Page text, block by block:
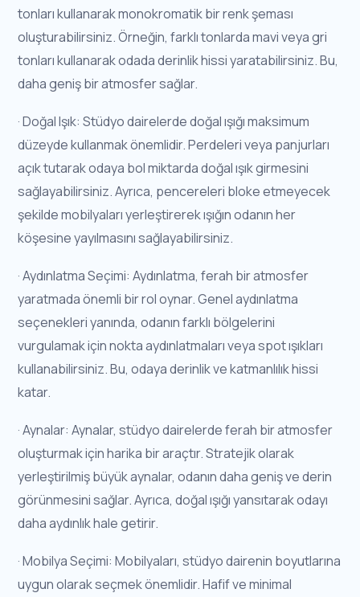
tonları kullanarak monokromatik bir renk şeması
oluşturabilirsiniz. Örneğin, farklı tonlarda mavi veya gri
tonları kullanarak odada derinlik hissi yaratabilirsiniz. Bu,
daha geniş bir atmosfer sağlar.
· Doğal Işık: Stüdyo dairelerde doğal ışığı maksimum
düzeyde kullanmak önemlidir. Perdeleri veya panjurları
açık tutarak odaya bol miktarda doğal ışık girmesini
sağlayabilirsiniz. Ayrıca, pencereleri bloke etmeyecek
şekilde mobilyaları yerleştirerek ışığın odanın her
köşesine yayılmasını sağlayabilirsiniz.
· Aydınlatma Seçimi: Aydınlatma, ferah bir atmosfer
yaratmada önemli bir rol oynar. Genel aydınlatma
seçenekleri yanında, odanın farklı bölgelerini
vurgulamak için nokta aydınlatmaları veya spot ışıkları
kullanabilirsiniz. Bu, odaya derinlik ve katmanlılık hissi
katar.
· Aynalar: Aynalar, stüdyo dairelerde ferah bir atmosfer
oluşturmak için harika bir araçtır. Stratejik olarak
yerleştirilmiş büyük aynalar, odanın daha geniş ve derin
görünmesini sağlar. Ayrıca, doğal ışığı yansıtarak odayı
daha aydınlık hale getirir.
· Mobilya Seçimi: Mobilyaları, stüdyo dairenin boyutlarına
uygun olarak seçmek önemlidir. Hafif ve minimal